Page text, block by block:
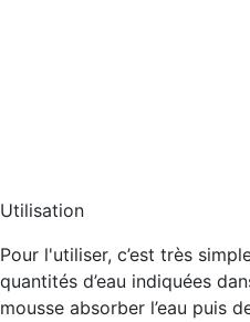
Utilisation
Pour l'utiliser, c’est très
quantités d’eau indiquées
mousse absorber l’eau puis